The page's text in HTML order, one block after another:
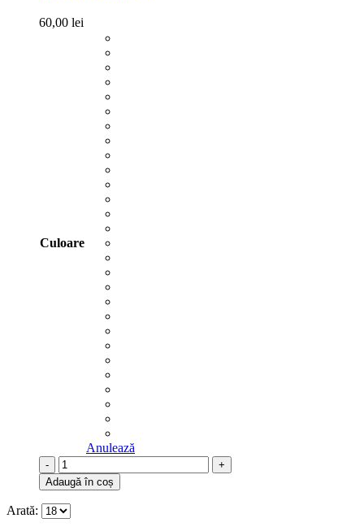
60,00 lei
Culoare
Anulează
-
+
Adaugă în coș
Arată: